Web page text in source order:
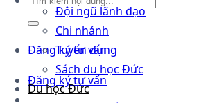
Đăng ký tư vấn
Đăng ký tư vấn
Đội ngũ lãnh đạo
Chi nhánh
Tuyển dụng
Sách du học Đức
Du học Đức